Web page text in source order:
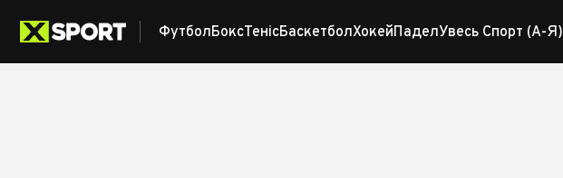
ФутболБоксТенісБаскетболХокейПаделУвесь Спорт (А-Я)